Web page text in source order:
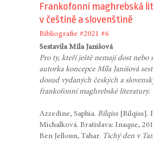
Frankofonní maghrebská
v češtině a slovenštině
Bibliografie #2021 #6
Sestavila Míla Janišová
Pro ty, kteří ještě nemají dost nebo
autorka koncepce Míla Janišová
dosud vydaných českých a
frankofonní maghrebské literatury.
Azzedine, Saphia. Bilqiss[Bilqiss].
Michalková. Bratislava: Inaque,
Ben Jelloun, Tahar. Tichý den v